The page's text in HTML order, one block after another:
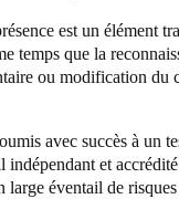
est un élément
temps que la
ou modification du
avec succès à un
indépendant et
large éventail de